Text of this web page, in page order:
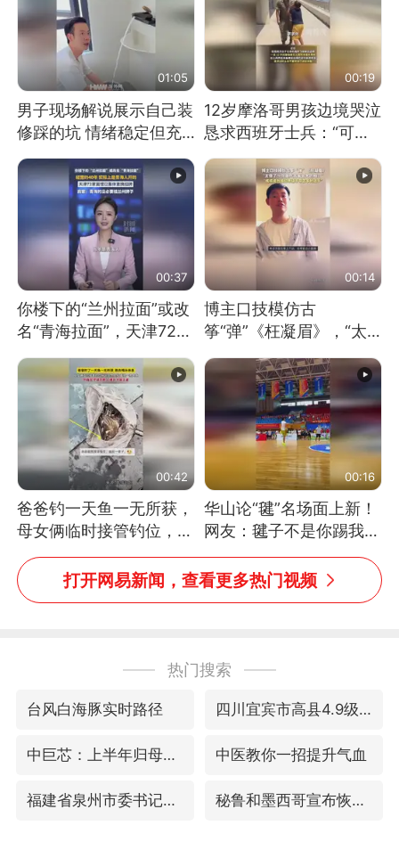
01:05
男子现场解说展示自己装
修踩的坑 情绪稳定但充
满无奈 每处都有精心设
计 但每处都有瑕疵 网
友：一开始我没笑 但看
到洗手盆我没绷住
00:19
12岁摩洛哥男孩边境哭泣
恳求西班牙士兵：“可不
可以不要把我遣返回国”
00:37
你楼下的“兰州拉面”或改
名“青海拉面”，天津72家
面馆已集体更换招牌
00:14
博主口技模仿古
筝“弹”《枉凝眉》，“太
像了～你是吃古筝长大的
吗？”“或将成为首位考级
不带古筝的选手。”（来
源：新华每日电讯）
00:42
爸爸钓一天鱼一无所获，
母女俩临时接管钓位，用
玩具鱼竿钓上大鱼
00:16
华山论“毽”名场面上新！
网友：毽子不是你踢我
捡，我踢你捡吗
打开网易新闻，查看更多热门视频
热门搜索
台风白海豚实时路径 四川宜宾市高县4.9级地震致1人死亡
中巨芯：上半年归母净利润1405.77万元 中医教你一招提升气血
福建省泉州市委书记张毅恭接受纪律审查和监察调查 秘鲁和墨西哥宣布恢复外交关系